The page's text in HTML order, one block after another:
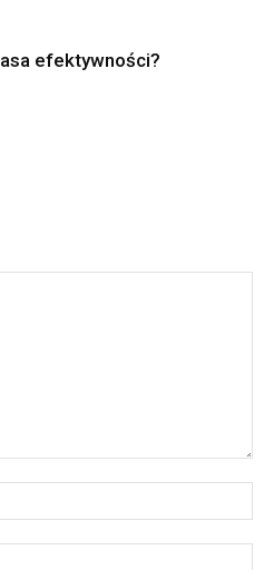
efektywności?